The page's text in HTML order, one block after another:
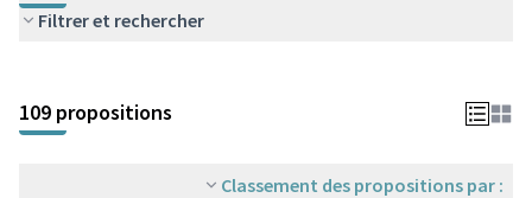
Filtrer et rechercher
+
−
109 propositions
Classement des propositions par :